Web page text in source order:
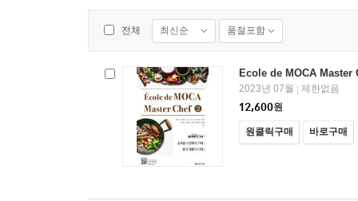
전체 최신순 품절포함
Ecole de MOCA Master
2023년 07월
제한없음
12,600원
원클릭구매 바로구매